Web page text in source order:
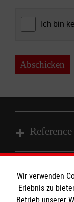
Abschicken
Reference
Spenden
Wir verwenden
Erlebnis zu
Betrieb unserer